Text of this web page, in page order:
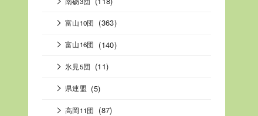
富山10団 (363)
富山16団 (140)
氷見5団 (11)
県連盟 (5)
高岡11団 (87)